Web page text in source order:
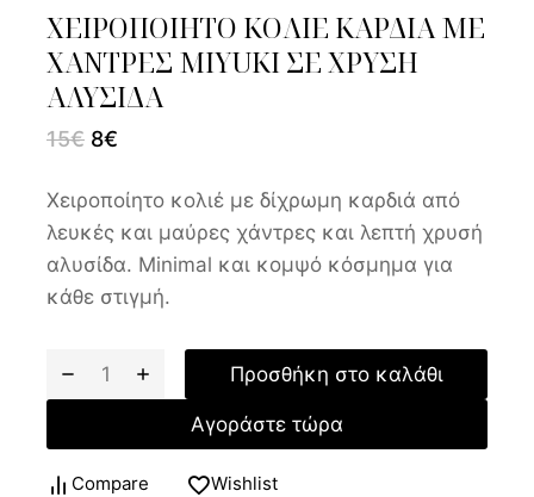
ΧΕΙΡΟΠΟΙΗΤΟ ΚΟΛΙΕ ΚΑΡΔΙΑ ΜΕ
ΧΑΝΤΡΕΣ MIYUKI ΣΕ ΧΡΥΣΗ
ΑΛΥΣΙΔΑ
15€ 8€
Χειροποίητο κολιέ με δίχρωμη καρδιά από
λευκές και μαύρες χάντρες και λεπτή χρυσή
αλυσίδα. Minimal και κομψό κόσμημα για
κάθε στιγμή.
Προσθήκη στο καλάθι
Αγοράστε τώρα
Compare
Wishlist